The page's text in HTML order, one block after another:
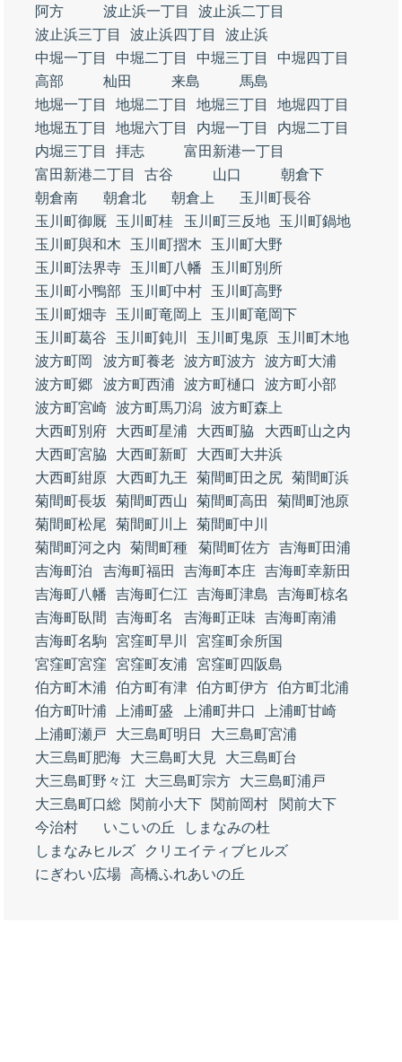
阿方
波止浜一丁目
波止浜二丁目
波止浜三丁目
波止浜四丁目
波止浜
中堀一丁目
中堀二丁目 中堀三丁目
中堀四丁目
高部
杣田 来島
馬島
地堀一丁目
地堀二丁目 地堀三丁目
地堀四丁目
地堀五丁目
地堀六丁目 内堀一丁目
内堀二丁目
内堀三丁目
拝志
富田新港一丁目
富田新港二丁目
古谷 山口
朝倉下
朝倉南
朝倉北 朝倉上
玉川町長谷
玉川町御厩
玉川町桂 玉川町三反地
玉川町鍋地
玉川町與和木
玉川町摺木
玉川町大野
玉川町法界寺
玉川町八幡
玉川町別所
玉川町小鴨部
玉川町中村
玉川町高野
玉川町畑寺
玉川町竜岡上
玉川町竜岡下
玉川町葛谷
玉川町鈍川 玉川町鬼原
玉川町木地
波方町岡
波方町養老 波方町波方 波方町大浦
波方町郷
波方町西浦 波方町樋口
波方町小部
波方町宮崎 波方町馬刀潟
波方町森上
大西町別府
大西町星浦 大西町脇
大西町山之内
大西町宮脇
大西町新町
大西町大井浜
大西町紺原
大西町九王 菊間町田之尻 菊間町浜
菊間町長坂
菊間町西山 菊間町高田
菊間町池原
菊間町松尾
菊間町川上
菊間町中川
菊間町河之内
菊間町種 菊間町佐方 吉海町田浦
吉海町泊
吉海町福田 吉海町本庄
吉海町幸新田
吉海町八幡
吉海町仁江 吉海町津島
吉海町椋名
吉海町臥間
吉海町名 吉海町正味
吉海町南浦
吉海町名駒
宮窪町早川
宮窪町余所国
宮窪町宮窪
宮窪町友浦
宮窪町四阪島
伯方町木浦
伯方町有津 伯方町伊方 伯方町北浦
伯方町叶浦
上浦町盛 上浦町井口
上浦町甘崎
上浦町瀬戸
大三島町明日
大三島町宮浦
大三島町肥海
大三島町大見
大三島町台
大三島町野々江
大三島町宗方
大三島町浦戸
大三島町口総
関前小大下 関前岡村
関前大下
今治村
いこいの丘
しまなみの杜
しまなみヒルズ
クリエイティブヒルズ
にぎわい広場 高橋ふれあいの丘